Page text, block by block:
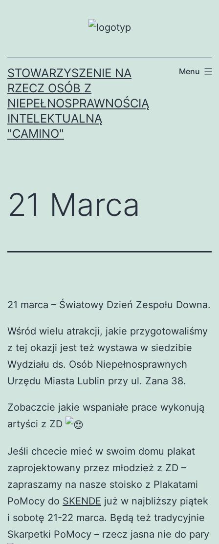
STOWARZYSZENIE NA
RZECZ OSÓB Z
NIEPEŁNOSPRAWNOŚCIĄ
INTELEKTUALNĄ
"CAMINO"
Menu
21 Marca
21 marca – Światowy Dzień Zespołu Downa.
Wśród wielu atrakcji, jakie przygotowaliśmy
z tej okazji jest też wystawa w siedzibie
Wydziału ds. Osób Niepełnosprawnych
Urzędu Miasta Lublin przy ul. Zana 38.
Zobaczcie jakie wspaniałe prace wykonują
artyści z ZD
Jeśli chcecie mieć w swoim domu plakat
zaprojektowany przez młodzież z ZD –
zapraszamy na nasze stoisko z Plakatami
PoMocy do SKENDE już w najbliższy piątek
i sobotę 21-22 marca. Będą też tradycyjnie
Skarpetki PoMocy – rzecz jasna nie do pary